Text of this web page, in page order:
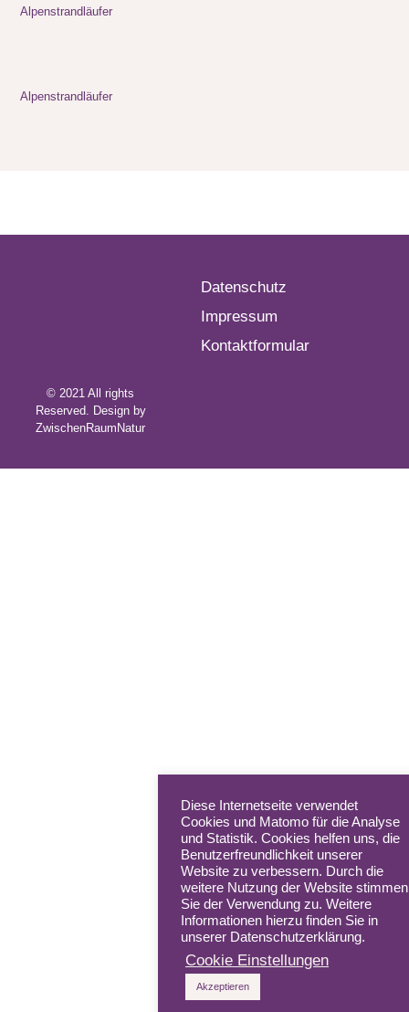
Alpenstrandläufer
Alpenstrandläufer
Datenschutz
Impressum
Kontaktformular
© 2021 All rights
Reserved. Design by
ZwischenRaumNatur
Diese Internetseite verwendet
Cookies und Matomo für die Analyse
und Statistik. Cookies helfen uns, die
Benutzerfreundlichkeit unserer
Website zu verbessern. Durch die
weitere Nutzung der Website stimmen
Sie der Verwendung zu. Weitere
Informationen hierzu finden Sie in
unserer Datenschutzerklärung.
Cookie Einstellungen
Akzeptieren